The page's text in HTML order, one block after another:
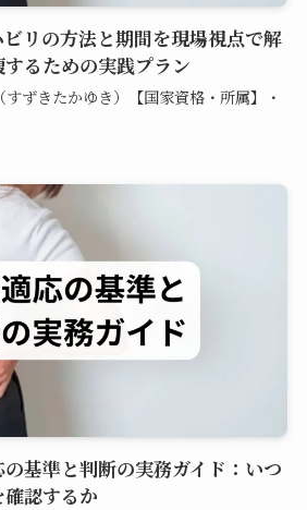
リの方法と期間を現場視点で解
るための実践プラン
すずきたかゆき）【国家資格・所属】・
基準と判断の実務ガイド：いつ
認するか